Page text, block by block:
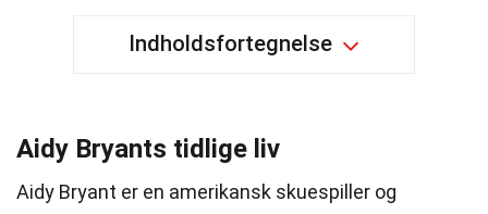
Indholdsfortegnelse
Aidy Bryants tidlige liv
Aidy Bryant er en amerikansk skuespiller og